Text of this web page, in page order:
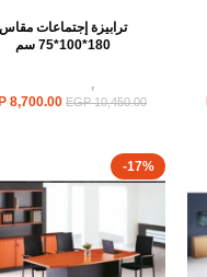
ترابيزة إجتماعات مقاس
180*100*75 سم
ترابيزات,
EGP10,450.00
8,700.00
-17%